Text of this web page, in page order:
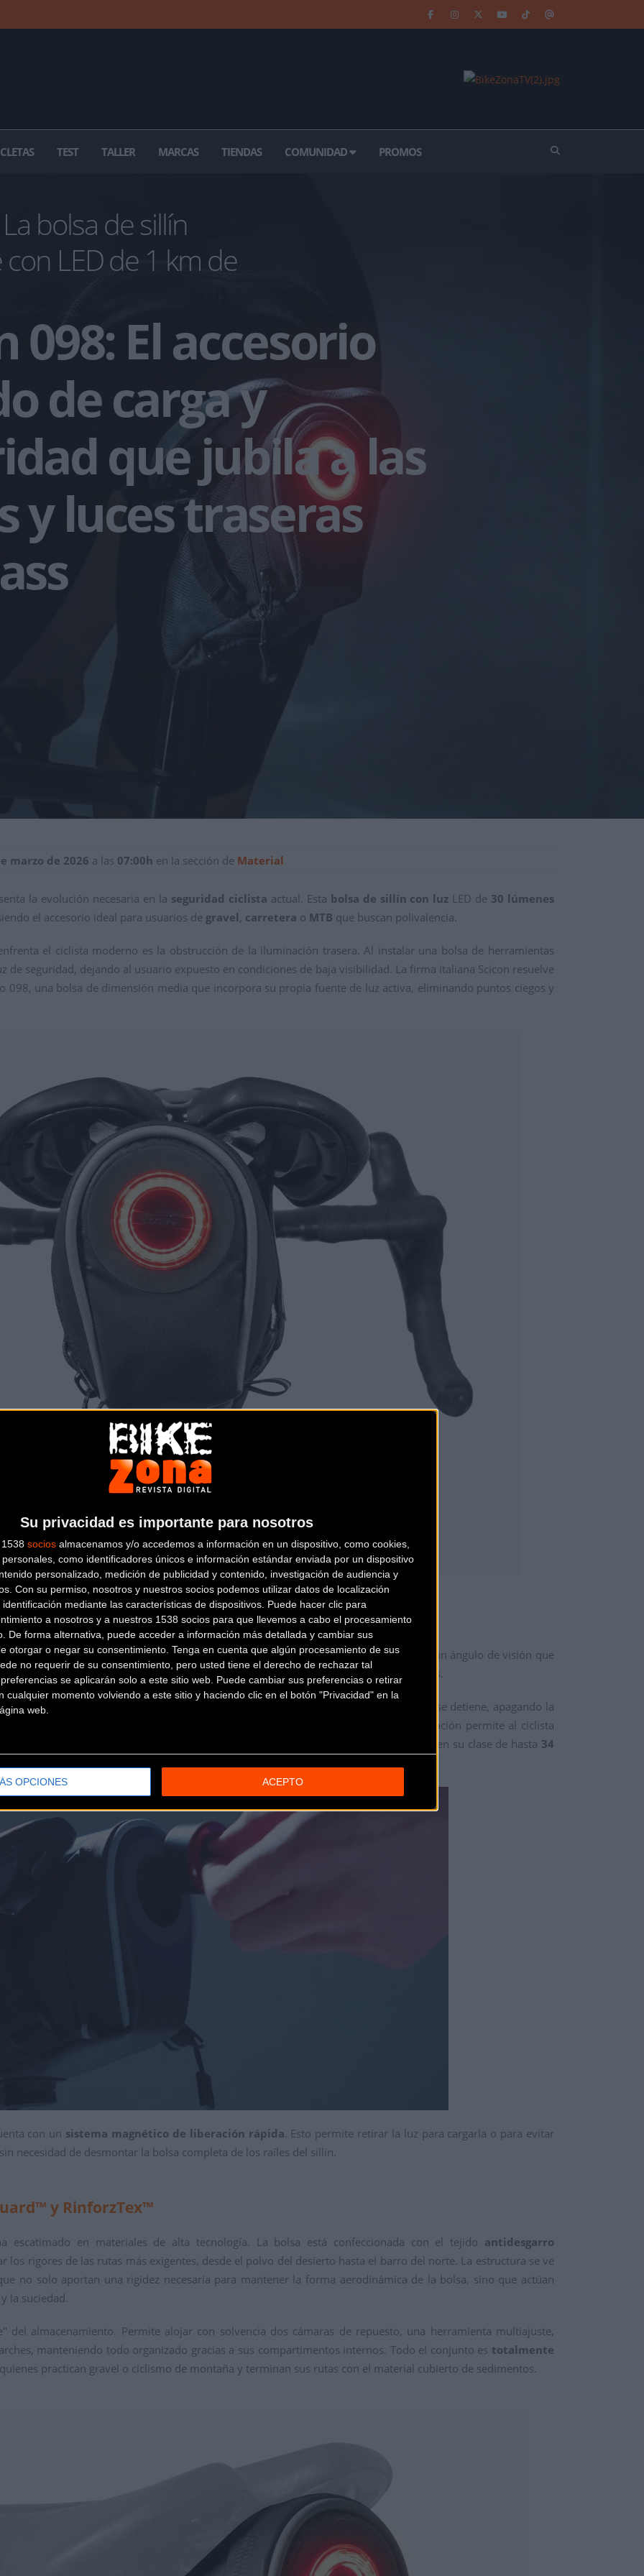
Su privacidad es importante para nosotros
socios almacenamos y/o accedemos a información en un dispositivo, como cookies,
como identificadores únicos e información estándar enviada por un dispositivo
personalizado, medición de publicidad y contenido, investigación de audiencia y
Con su permiso, nosotros y nuestros socios podemos utilizar datos de localización
mediante las características de dispositivos. Puede hacer clic para
a nosotros y a nuestros 1538 socios para que llevemos a cabo el procesamiento
De forma alternativa, puede acceder a información más detallada y cambiar sus
otorgar o negar su consentimiento. Tenga en cuenta que algún procesamiento de sus
no requerir de su consentimiento, pero usted tiene el derecho de rechazar tal
se aplicarán solo a este sitio web. Puede cambiar sus preferencias o retirar
cualquier momento volviendo a este sitio y haciendo clic en el botón "Privacidad" en la
web.
OPCIONES ACEPTO
TEST TALLER MARCAS TIENDAS COMUNIDAD PROMOS
bolsa de sillín
LED de 1 km de
098: El accesorio
de carga y
que jubila a las
y luces traseras
marzo de 2026 a las 07:00h en la sección de Material
la evolución necesaria en la seguridad ciclista actual. Esta bolsa de sillín con luz LED de 30 lúmenes
el accesorio ideal para usuarios de gravel, carretera o MTB que buscan polivalencia.
el ciclista moderno es la obstrucción de la iluminación trasera. Al instalar una bolsa de herramientas
de seguridad, dejando al usuario expuesto en condiciones de baja visibilidad. La firma italiana Scicon resuelve
098, una bolsa de dimensión media que incorpora su propia fuente de luz activa, eliminando puntos ciegos y
y sensor de movimiento
LED compacta pero extremadamente potente. Con una intensidad de30 lúmenes
y un ángulo de visión que
098 asegura que el ciclista sea detectado por los conductores desde distancias críticas.
en su
integrado. Este sistema detecta cuando la bicicleta se detiene, apagando la
y reactivándola de forma instantánea al retomar la marcha. Este nivel de automatización permite al ciclista
la batería es recargable mediante un puerto
, ofreciendo una autonomía líder en su clase de hasta 34
diferentes.
con un sistema magnético de liberación rápida. Esto permite retirar la luz para cargarla o para evitar
necesidad de desmontar la bolsa completa de los raíles del sillín.
y RinforzTex™
escatimado en materiales de alta tecnología. La bolsa está confeccionada con el tejido antidesgarro
los rigores de las rutas más exigentes, desde el polvo del desierto hasta el barro del norte. La estructura se ve
no solo aportan una rigidez necesaria para mantener la forma aerodinámica de la bolsa, sino que actúan
la suciedad.
del almacenamiento. Permite alojar con solvencia dos cámaras de repuesto, una herramienta multiajuste,
manteniendo todo organizado gracias a sus compartimentos internos. Todo el conjunto es totalmente
practican gravel o ciclismo de montaña y terminan sus rutas con el material cubierto de sedimentos.